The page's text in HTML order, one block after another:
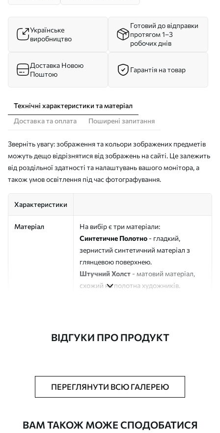
Українське
виробництво
Готовий до відправки
протягом 1–3
робочих днів
Доставка Новою
Поштою
Гарантія на товар
Технічні характеристики та матеріал
Доставка та оплата
Поширені запитання
Зверніть увагу: зображення та кольори зображених предметів
можуть дещо відрізнятися від зображень на сайті. Це залежить
від роздільної здатності та налаштувань вашого монітора, а
також умов освітлення під час фотографування.
Характеристики
Матеріал
На вибір є три матеріали:
Синтетичне Полотно - гладкий,
зернистий синтетичний матеріал з
глянцевою поверхнею.
Штучний Холст - матовий матеріал,
схожий на полотна художників.
Додатково Можна додати лакове покриття.
ВІДГУКИ ПРО ПРОДУКТ
ПЕРЕГЛЯНУТИ ВСЮ ГАЛЕРЕЮ
ВАМ ТАКОЖ МОЖЕ СПОДОБАТИСЯ